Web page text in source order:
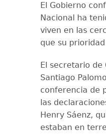
El Gobierno
Nacional ha
viven en las
que su
El secretario de
Santiago
conferencia de
las
Henry Sáenz,
estaban en